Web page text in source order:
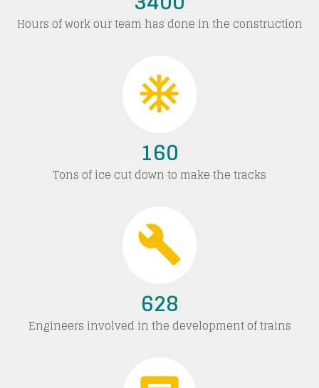
Hours of work our team has done in the construction
160
Tons of ice cut down to make the tracks
628
Engineers involved in the development of trains